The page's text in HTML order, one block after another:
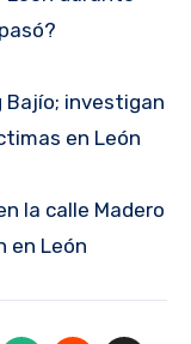
Bajío; investigan
en León
la calle Madero
en León